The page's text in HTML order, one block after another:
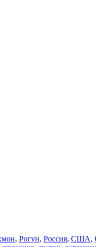
, Рогун, Россия, США,